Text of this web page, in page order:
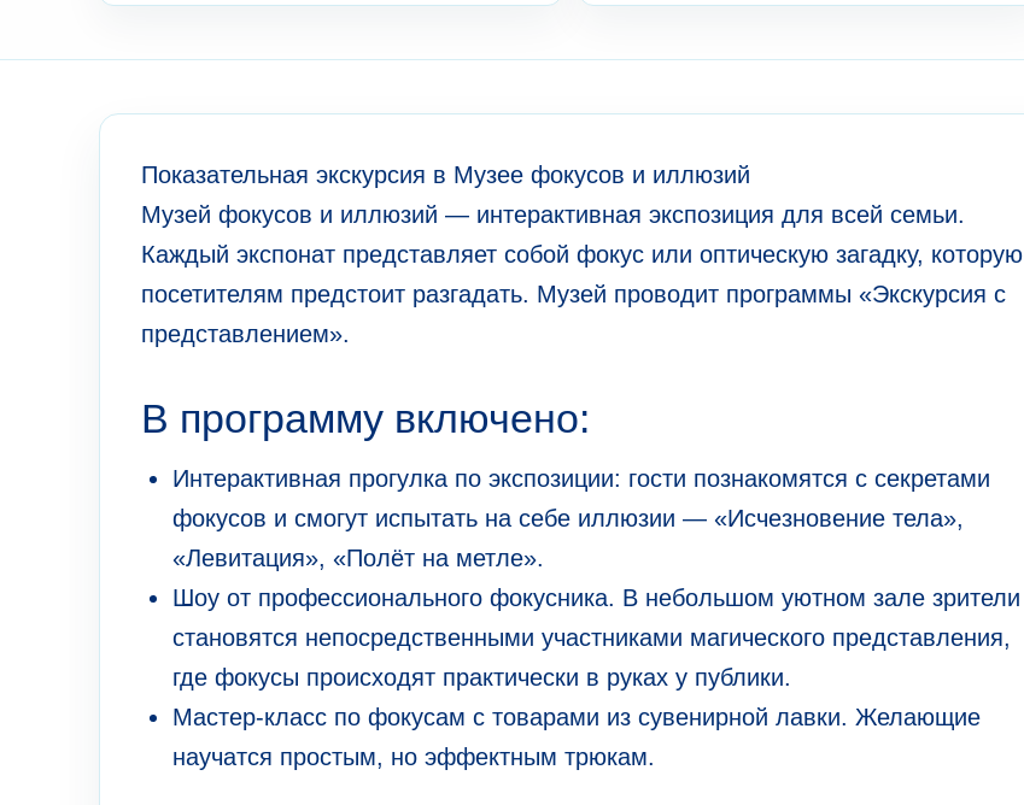
Показательная экскурсия в Музее фокусов и иллюзий
Музей фокусов и иллюзий — интерактивная экспозиция для всей семьи.
Каждый экспонат представляет собой фокус или оптическую загадку, которую
посетителям предстоит разгадать. Музей проводит программы «Экскурсия с
представлением».
В программу включено:
Интерактивная прогулка по экспозиции: гости познакомятся с секретами
фокусов и смогут испытать на себе иллюзии — «Исчезновение тела»,
«Левитация», «Полёт на метле».
Шоу от профессионального фокусника. В небольшом уютном зале зрители
становятся непосредственными участниками магического представления,
где фокусы происходят практически в руках у публики.
Мастер-класс по фокусам с товарами из сувенирной лавки. Желающие
научатся простым, но эффектным трюкам.